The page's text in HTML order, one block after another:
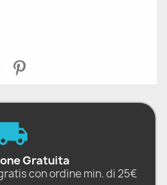
Gratuita
con ordine min. di 25€